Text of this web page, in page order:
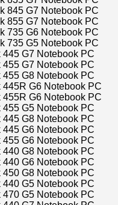
845 G7 Notebook PC
855 G7 Notebook PC
735 G6 Notebook PC
735 G5 Notebook PC
445 G7 Notebook PC
455 G7 Notebook PC
455 G8 Notebook PC
445R G6 Notebook PC
455R G6 Notebook PC
455 G5 Notebook PC
445 G8 Notebook PC
445 G6 Notebook PC
455 G6 Notebook PC
440 G8 Notebook PC
440 G6 Notebook PC
450 G8 Notebook PC
440 G5 Notebook PC
470 G5 Notebook PC